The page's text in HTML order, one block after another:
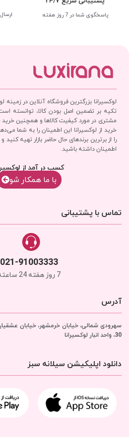
پاسخگوی شما در 7 روز هفته
لوکسیرانا بزرگترین فروشگاه آنلاین در زمینه
تکیه بر تضمین اصل بودن کالا، توانسته
مشتری در مورد کیفیت کالاها و همچنین خرید
خرید از لوکسیرانا این اطمینان را به شما
را از برترین برندهای حال حاضر بازار تهیه کنید
اطمینان داشته باشید.
کسب در آمد از
با‌‌ ما همکار شو
تماس با پشتیبانی
021-91003333
7 روز هفته 24 ساعته
آدرس
سهرودی شمالی، خیابان خرمشهر، خیابان
30، واحد انبار
لوکسیرانا
دانلود اپلیکیشن سیلانه سبز